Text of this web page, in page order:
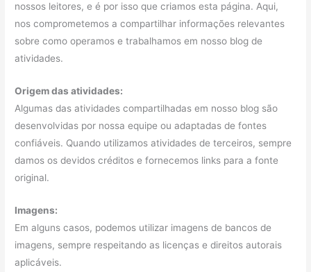
nossos leitores, e é por isso que criamos esta página. Aqui,
nos comprometemos a compartilhar informações relevantes
sobre como operamos e trabalhamos em nosso blog de
atividades.
Origem das atividades:
Algumas das atividades compartilhadas em nosso blog são
desenvolvidas por nossa equipe ou adaptadas de fontes
confiáveis. Quando utilizamos atividades de terceiros, sempre
damos os devidos créditos e fornecemos links para a fonte
original.
Imagens:
Em alguns casos, podemos utilizar imagens de bancos de
imagens, sempre respeitando as licenças e direitos autorais
aplicáveis.